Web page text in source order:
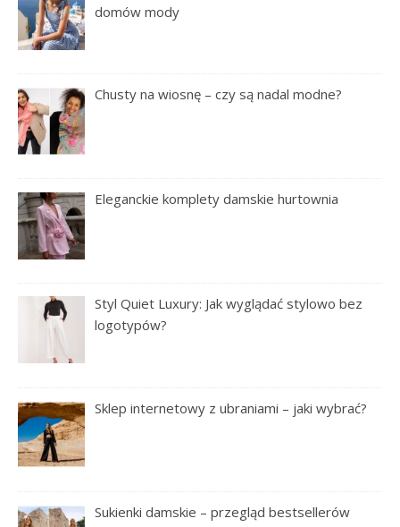
domów mody
Chusty na wiosnę – czy są nadal modne?
Eleganckie komplety damskie hurtownia
Styl Quiet Luxury: Jak wyglądać stylowo bez
logotypów?
Sklep internetowy z ubraniami – jaki wybrać?
Sukienki damskie – przegląd bestsellerów